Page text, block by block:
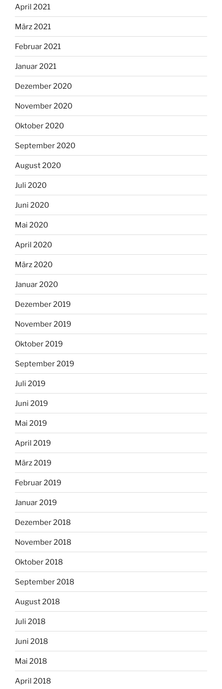
April 2021
März 2021
Februar 2021
Januar 2021
Dezember 2020
November 2020
Oktober 2020
September 2020
August 2020
Juli 2020
Juni 2020
Mai 2020
April 2020
März 2020
Januar 2020
Dezember 2019
November 2019
Oktober 2019
September 2019
Juli 2019
Juni 2019
Mai 2019
April 2019
März 2019
Februar 2019
Januar 2019
Dezember 2018
November 2018
Oktober 2018
September 2018
August 2018
Juli 2018
Juni 2018
Mai 2018
April 2018